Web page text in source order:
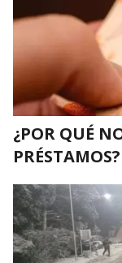
¿POR QUÉ
PRÉSTAMOS?